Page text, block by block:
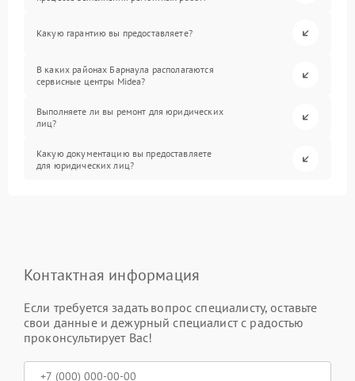
Какую гарантию вы предоставляете?
В каких районах Барнаула располагаются
сервисные центры Midea?
Выполняете ли вы ремонт для юридических
лиц?
Какую документацию вы предоставляете
для юридических лиц?
Контактная информация
Если требуется задать вопрос специалисту, оставьте
свои данные и дежурный специалист с радостью
проконсультирует Вас!